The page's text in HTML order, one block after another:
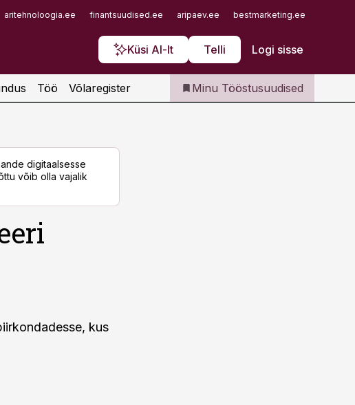
aritehnoloogia.ee finantsuudised.ee aripaev.ee bestmarketing.ee
Küsi AI-lt Telli Logi sisse
Iseteenindus
Telli Tööstusuudised
Töö Võlaregister Minu Tööstusuudised
digitaalsesse
võib olla vajalik
kus